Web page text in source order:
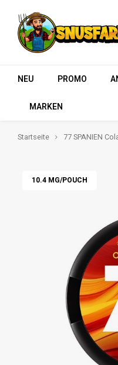
NEU PROMO
MARKEN
Startseite 77 SPANIEN
10.4 MG/POUCH